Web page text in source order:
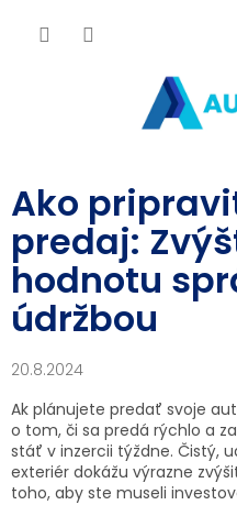
Ako
predaj:
hodnotu
údržbou
20.8.2024
Ak plánujete predať svoje
o tom, či sa predá rýchlo a
stáť v inzercii týždne. Čistý,
exteriér dokážu výrazne
toho, aby ste museli